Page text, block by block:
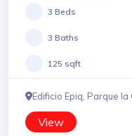
3 Beds
3 Baths
125 sqft
Edificio Epiq, Parque la
View